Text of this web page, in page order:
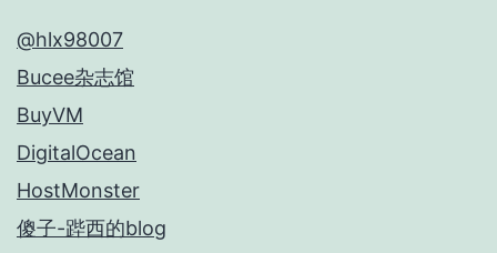
@hlx98007
Bucee杂志馆
BuyVM
DigitalOcean
HostMonster
傻子-跸西的blog